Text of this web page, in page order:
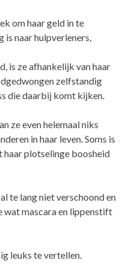
om haar geld in te
naar hulpverleners,
is ze afhankelijk van haar
zelfstandig
die daarbij komt kijken.
ze even helemaal niks
in haar leven. Soms is
haar plotselinge boosheid
te lang niet verschoond en
wat mascara en lippenstift
leuks te vertellen.